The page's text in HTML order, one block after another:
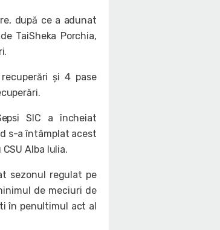
după ce a adunat
TaiSheka Porchia,
și 4 pase
SIC a încheiat
s-a întâmplat acest
Alba Iulia.
sezonul regulat pe
de meciuri de
în penultimul act al